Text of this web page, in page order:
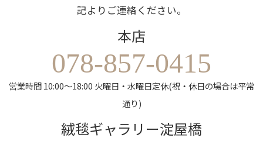
記よりご連絡ください。
本店
078-857-0415
営業時間 10:00～18:00 火曜日・水曜日定休(祝・休日の場合は平常
通り)
絨毯ギャラリー淀屋橋